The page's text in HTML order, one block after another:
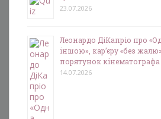
23.07.2026
Леонардо ДіКапріо про
іншою», кар’єру «без
порятунок кінематографа
14.07.2026